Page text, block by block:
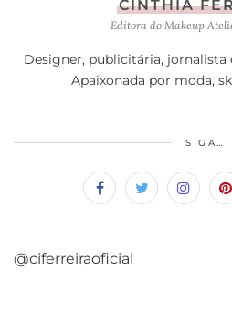
CINTHIA
Editora do Makeup
Designer, publicitária,
Apaixonada por moda,
SIGA…
@ciferreiraoficial